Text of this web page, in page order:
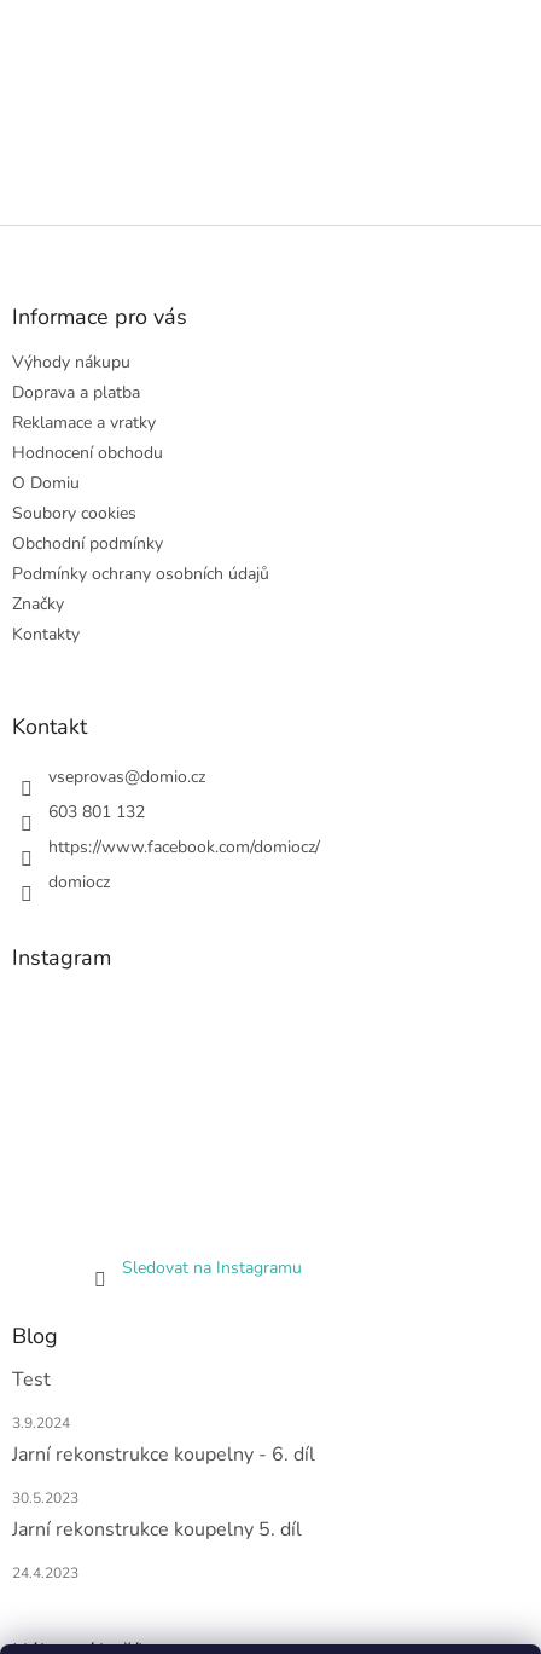
Z
Informace pro vás
Výhody nákupu
Doprava a platba
Reklamace a vratky
Hodnocení obchodu
O Domiu
Soubory cookies
Obchodní podmínky
Podmínky ochrany osobních údajů
Značky
Kontakty
Kontakt
vseprovas@domio.cz
603 801 132
https://www.facebook.com/domiocz/
domiocz
Instagram
Sledovat na Instagramu
Blog
Test
3.9.2024
Jarní rekonstrukce koupelny - 6. díl
30.5.2023
Jarní rekonstrukce koupelny 5. díl
24.4.2023